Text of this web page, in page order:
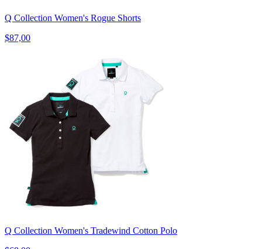
Q Collection Women's Rogue Shorts
$87,00
Q Collection Women's Tradewind Cotton Polo